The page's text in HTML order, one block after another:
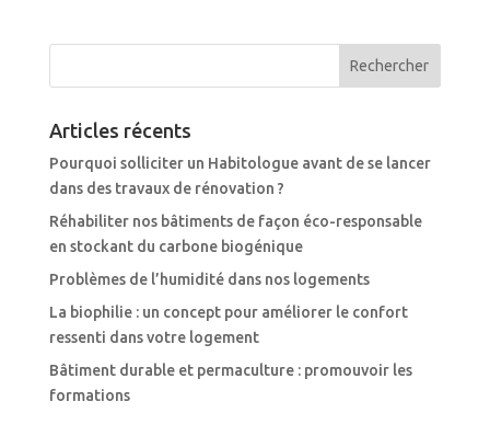
Articles récents
Pourquoi solliciter un Habitologue avant de se lancer
dans des travaux de rénovation ?
Réhabiliter nos bâtiments de façon éco-responsable
en stockant du carbone biogénique
Problèmes de l’humidité dans nos logements
La biophilie : un concept pour améliorer le confort
ressenti dans votre logement
Bâtiment durable et permaculture : promouvoir les
formations